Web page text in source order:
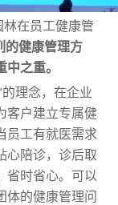
林在员工健康管
的健康管理方
之重。
的理念，在企业
客户建立专属健
员工有就医需求
心陪诊，诊后取
省时省心。可以
体的健康管理问